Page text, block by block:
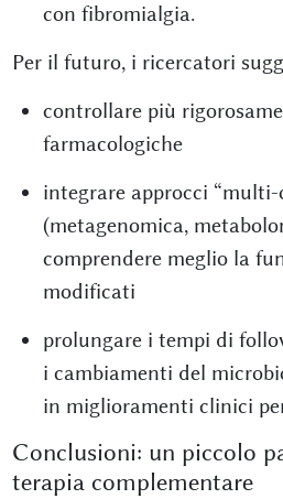
con fibromialgia.
Per il futuro, i ricercatori
controllare più
farmacologiche
integrare approcci “multi-
(metagenomica,
comprendere meglio la
modificati
prolungare i tempi di
i cambiamenti del
in miglioramenti clinici
Conclusioni: un piccolo
terapia complementare